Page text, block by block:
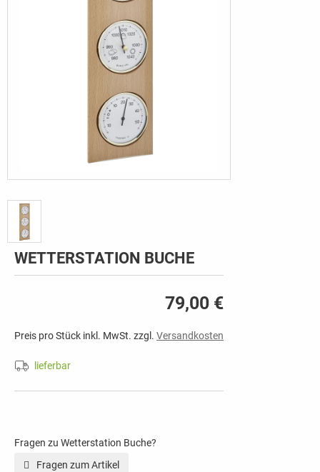
WETTERSTATION BUCHE
79,00 €
Preis pro Stück inkl. MwSt. zzgl. Versandkosten
lieferbar
Fragen zu Wetterstation Buche?
Fragen zum Artikel